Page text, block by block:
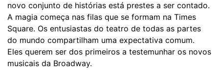
novo conjunto de histórias está prestes a ser contado.
A magia começa nas filas que se formam na Times
Square. Os entusiastas do teatro de todas as partes
do mundo compartilham uma expectativa comum.
Eles querem ser dos primeiros a testemunhar os novos
musicais da Broadway.